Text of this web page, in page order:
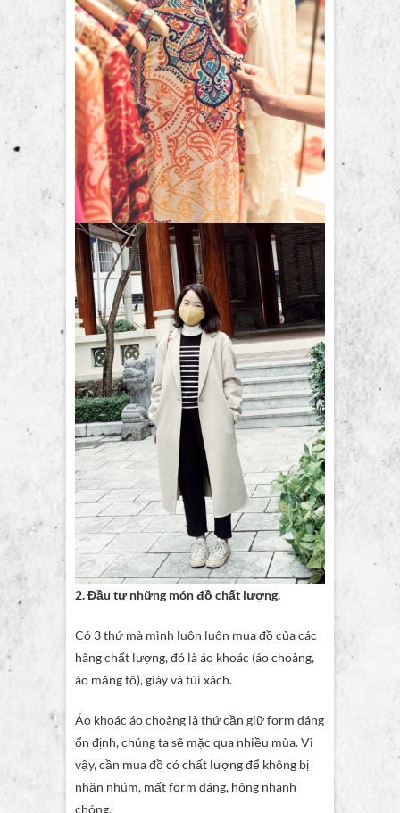
2. Đầu tư những món đồ chất lượng.
Có 3 thứ mà mình luôn luôn mua đồ của các
hãng chất lượng, đó là áo khoác (áo choàng,
áo măng tô), giày và túi xách.
Áo khoác áo choàng là thứ cần giữ form dáng
ổn định, chúng ta sẽ mặc qua nhiều mùa. Vì
vậy, cần mua đồ có chất lượng để không bị
nhăn nhúm, mất form dáng, hỏng nhanh
chóng.